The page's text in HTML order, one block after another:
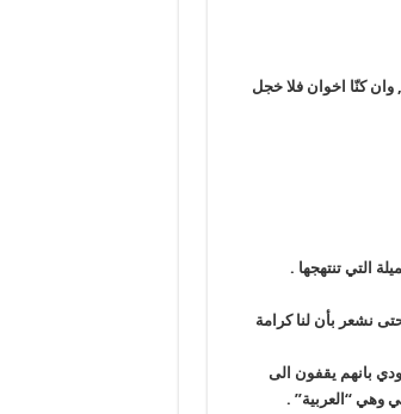
كنّا اخوان فلا خجل
التي تنتهجها .
نشعر بأن لنا كرامة
بانهم يقفون الى
وهي “العربية” .